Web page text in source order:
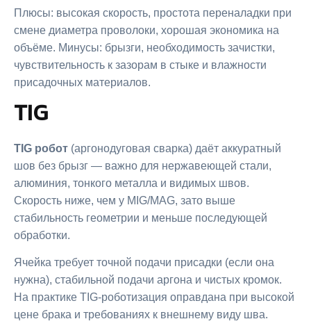
Плюсы: высокая скорость, простота переналадки при
смене диаметра проволоки, хорошая экономика на
объёме. Минусы: брызги, необходимость зачистки,
чувствительность к зазорам в стыке и влажности
присадочных материалов.
TIG
TIG робот (аргонодуговая сварка) даёт аккуратный
шов без брызг — важно для нержавеющей стали,
алюминия, тонкого металла и видимых швов.
Скорость ниже, чем у MIG/MAG, зато выше
стабильность геометрии и меньше последующей
обработки.
Ячейка требует точной подачи присадки (если она
нужна), стабильной подачи аргона и чистых кромок.
На практике TIG-роботизация оправдана при высокой
цене брака и требованиях к внешнему виду шва.